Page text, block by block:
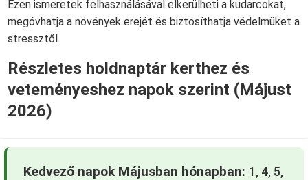
Ezen ismeretek felhasználásával elkerülheti a kudarcokat,
megóvhatja a növények erejét és biztosíthatja védelmüket a
stressztől.
Részletes holdnaptár kerthez és
veteményeshez napok szerint (Májust
2026)
Kedvező napok Májusban hónapban: 1, 4, 5,